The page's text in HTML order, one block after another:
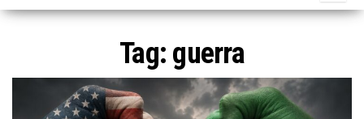
v
a
Tag: guerra